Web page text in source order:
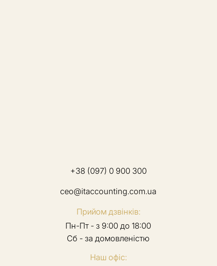
+38 (097) 0 900 300
ceo@itaccounting.com.ua
Прийом дзвінків:
Пн-Пт - з 9:00 до 18:00
Сб - за домовленістю
Наш офіс: